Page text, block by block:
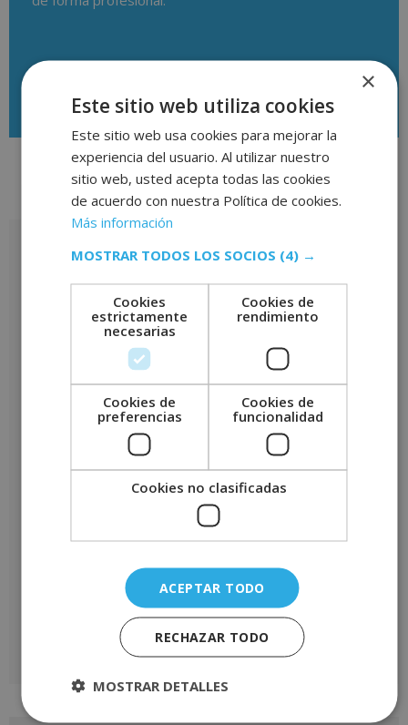
Valoraciones (0)
Valoraciones
No hay valoraciones aún.
Sé el primero en valorar “Máster en Creación de Tiendas Online
– CON ESTANCIAS FORMATIVAS GARANTIZADAS –”
*
×
Este sitio web utiliza cookies
Este sitio web usa cookies para mejorar la
experiencia del usuario. Al utilizar nuestro
sitio web, usted acepta todas las cookies
de acuerdo con nuestra Política de cookies.
Más información
MOSTRAR TODOS LOS SOCIOS (4) →
Cookies
estrictamente
necesarias
Cookies de
rendimiento
Cookies de
preferencias
Cookies de
funcionalidad
Cookies no clasificadas
ACEPTAR TODO
RECHAZAR TODO
MOSTRAR DETALLES